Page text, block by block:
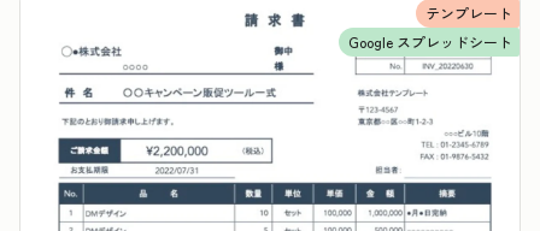
テンプレート
Google スプレッドシート